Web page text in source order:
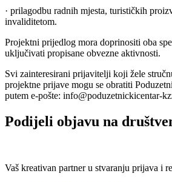
· prilagodbu radnih mjesta, turističkih
invaliditetom.
Projektni prijedlog mora doprinositi oba
uključivati propisane obvezne aktivnosti.
Svi zainteresirani prijavitelji koji žele
projektne prijave mogu se obratiti
putem e-pošte: info@poduzetnickicentar-
Podijeli objavu na
Vaš kreativan partner u stvaranju prijava i